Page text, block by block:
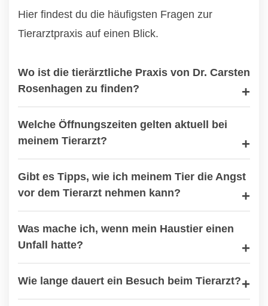
Hier findest du die häufigsten Fragen zur
Tierarztpraxis auf einen Blick.
Wo ist die tierärztliche Praxis von Dr. Carsten
Rosenhagen zu finden?
Welche Öffnungszeiten gelten aktuell bei
meinem Tierarzt?
Gibt es Tipps, wie ich meinem Tier die Angst
vor dem Tierarzt nehmen kann?
Was mache ich, wenn mein Haustier einen
Unfall hatte?
Wie lange dauert ein Besuch beim Tierarzt?